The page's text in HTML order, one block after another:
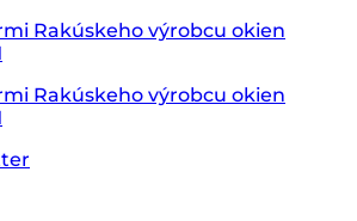
Rakúskeho výrobcu okien
Rakúskeho výrobcu okien